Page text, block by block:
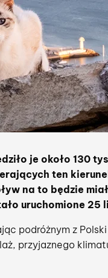
je około 130
ten
na to będzie
uruchomione 25
podróżnym z
przyjaznego